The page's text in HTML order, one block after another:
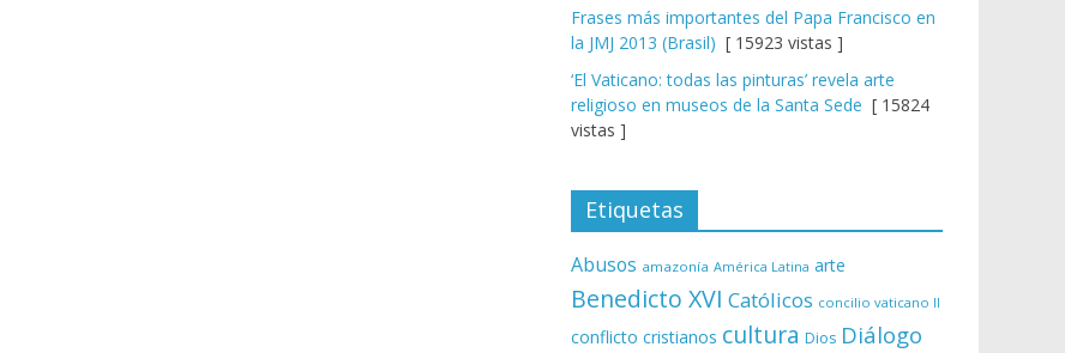
Frases más importantes del Papa Francisco en
la JMJ 2013 (Brasil) [ 15923 vistas ]
‘El Vaticano: todas las pinturas’ revela arte
religioso en museos de la Santa Sede [ 15824
vistas ]
Etiquetas
Abusos amazonía América Latina arte
Benedicto XVI Católicos concilio vaticano II
conflicto cristianos cultura Dios Diálogo